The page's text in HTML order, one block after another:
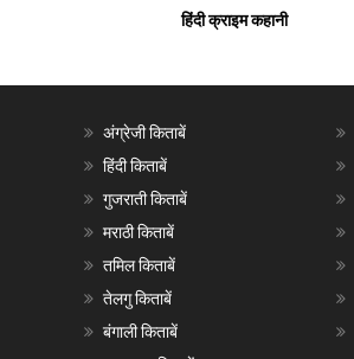
हिंदी क्राइम कहानी
अंग्रेजी किताबें
हिंदी किताबें
गुजराती किताबें
मराठी किताबें
तमिल किताबें
तेलगु किताबें
बंगाली किताबें